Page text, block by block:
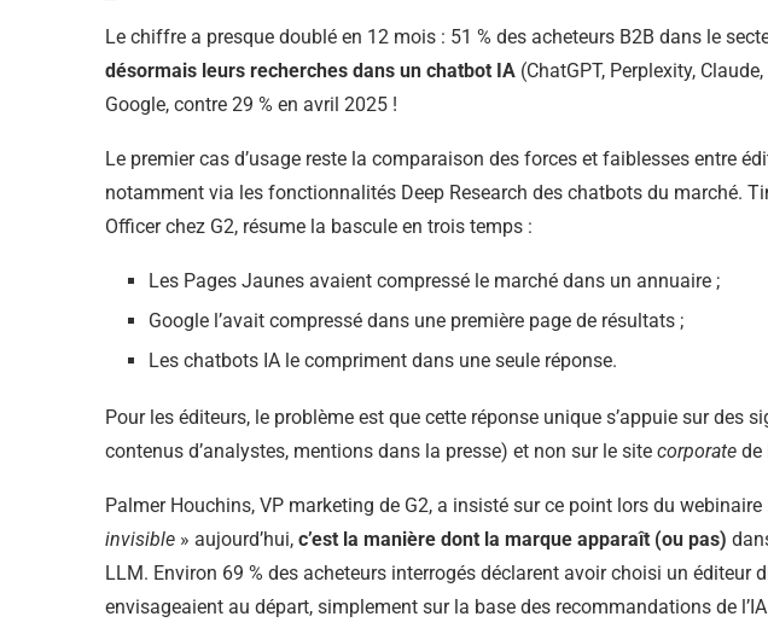
Le chiffre a presque doublé en 12 mois : 51 % des acheteurs B2B dans le
désormais leurs recherches dans un chatbot IA (ChatGPT, Perplexity,
Google, contre 29 % en avril 2025 !
Le premier cas d’usage reste la comparaison des forces et faiblesses entre
notamment via les fonctionnalités Deep Research des chatbots du marché.
Officer chez G2, résume la bascule en trois temps :
Les Pages Jaunes avaient compressé le marché dans un annuaire ;
Google l’avait compressé dans une première page de résultats ;
Les chatbots IA le compriment dans une seule réponse.
Pour les éditeurs, le problème est que cette réponse unique s’appuie sur des
contenus d’analystes, mentions dans la presse) et non sur le site corporate de
Palmer Houchins, VP marketing de G2, a insisté sur ce point lors du webinaire
invisible » aujourd’hui, c’est la manière dont la marque apparaît (ou pas)
LLM. Environ 69 % des acheteurs interrogés déclarent avoir choisi un éditeur
envisageaient au départ, simplement sur la base des recommandations de l’IA.